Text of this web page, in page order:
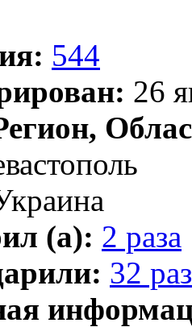
544
26
(а): 2 раза
32